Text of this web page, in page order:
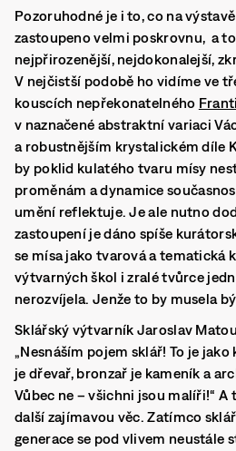
Pozoruhodné je i to, co na
zastoupeno velmi poskrovnu, a
nejpřirozenější, nejdokonalejší,
V nejčistší podobě ho vidíme ve
kouscích nepřekonatelného
v naznačené abstraktní variaci
a robustnějším krystalickém díle
by poklid kulatého tvaru mísy
proměnám a dynamice
umění reflektuje. Je ale nutno
zastoupení je dáno spíše
se mísa jako tvarová a tematická
výtvarných škol i zralé tvůrce
nerozvíjela. Jenže to by musela
Sklářský výtvarník Jaroslav
„Nesnáším pojem sklář! To je
je dřevař, bronzař je kameník a
Vůbec ne – všichni jsou malíři!“
další zajímavou věc. Zatímco
generace se pod vlivem neustále